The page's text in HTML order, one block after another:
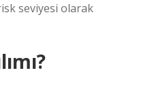
seviyesi olarak